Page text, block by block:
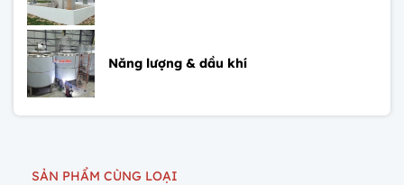
Năng lượng & dầu khí
SẢN PHẨM CÙNG LOẠI